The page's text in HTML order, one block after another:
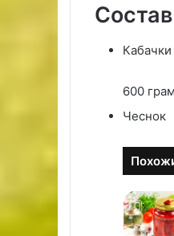
Кабачки
600
Чеснок